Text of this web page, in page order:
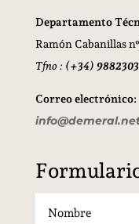
Departamento
Ramón Cabanillas
Tfno : (+34)
Correo electrónico: